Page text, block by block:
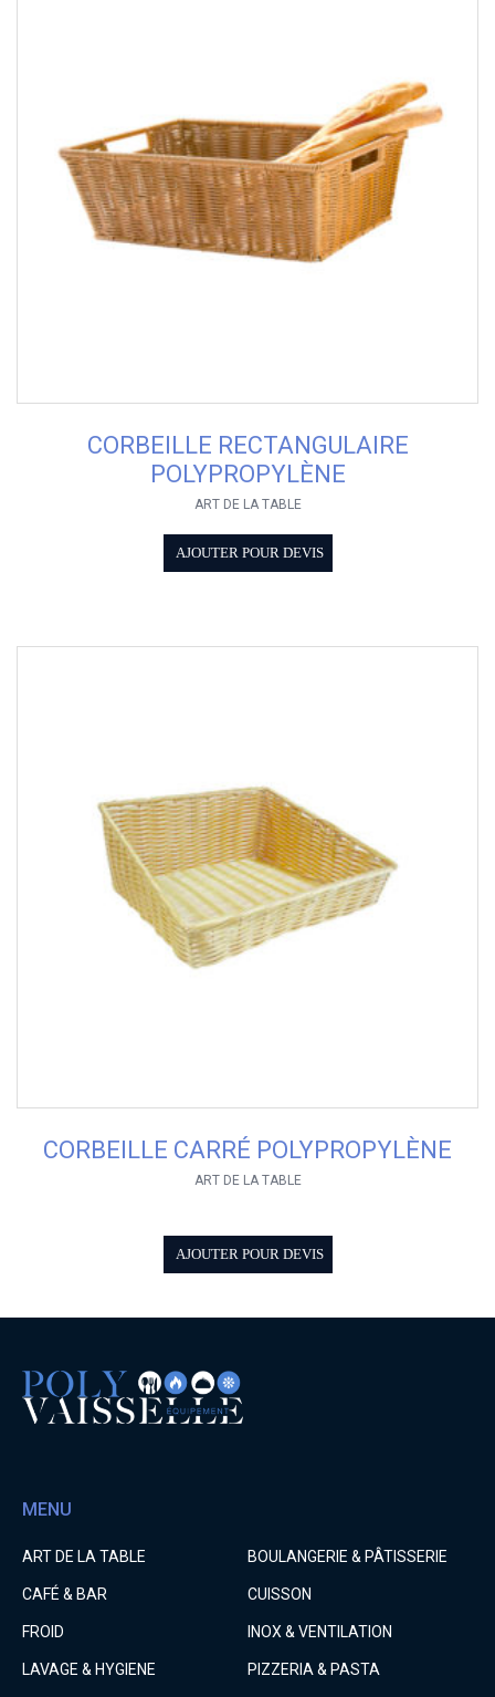
CORBEILLE RECTANGULAIRE
POLYPROPYLÈNE
ART DE LA TABLE
AJOUTER POUR DEVIS
CORBEILLE CARRÉ POLYPROPYLÈNE
ART DE LA TABLE
AJOUTER POUR DEVIS
MENU
ART DE LA TABLE BOULANGERIE & PÂTISSERIE
CAFÉ & BAR CUISSON
FROID INOX & VENTILATION
LAVAGE & HYGIENE PIZZERIA & PASTA